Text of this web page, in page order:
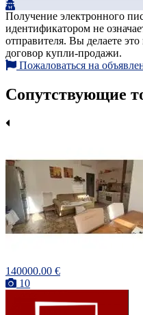
Получение электронного
идентификатором не
отправителя. Вы делаете
договор купли-продажи.
Пожаловаться на
Сопутствующие
140000.00 €
10